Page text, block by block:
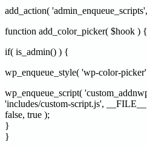
add_action(
function add_color_picker( $hook ) {
if( is_admin() ) {
wp_enqueue_style( 'wp-color-
wp_enqueue_script(
'includes/custom-script.js',
false, true );
}
}